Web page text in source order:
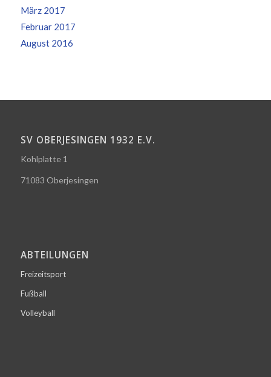
März 2017
Februar 2017
August 2016
SV OBERJESINGEN 1932 E.V.
Kohlplatte 1
71083 Oberjesingen
ABTEILUNGEN
Freizeitsport
Fußball
Volleyball